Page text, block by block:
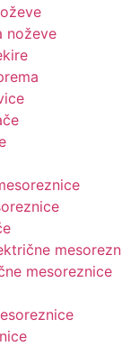
noževe
mesoreznice